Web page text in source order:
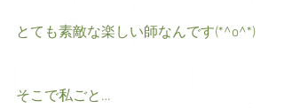
とても素敵な楽しい師なんです(*^o^*)
そこで私ごと…